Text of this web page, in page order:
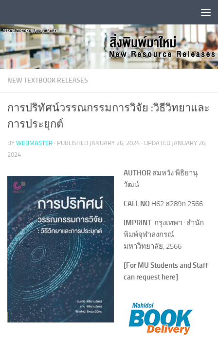
NEW TEXTBOOK RELEASES
การปริทัศน์วรรณกรรมการวิจัย :วิธีวิทยาและ
การประยุกต์
BY WEBMASTER · PUBLISHED JANUARY 26, 2024 · UPDATED JANUARY 26,
2024
AUTHOR สมหวัง พิธิยานุ
วัฒน์
CALL NO H62 ส289ก 2566
IMPRINT กรุงเทพฯ : สำนัก
พิมพ์จุฬาลงกรณ์
มหาวิทยาลัย, 2566
[For MU Students and Staff
can request here]